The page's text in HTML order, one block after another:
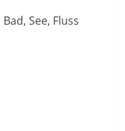
See, Fluss